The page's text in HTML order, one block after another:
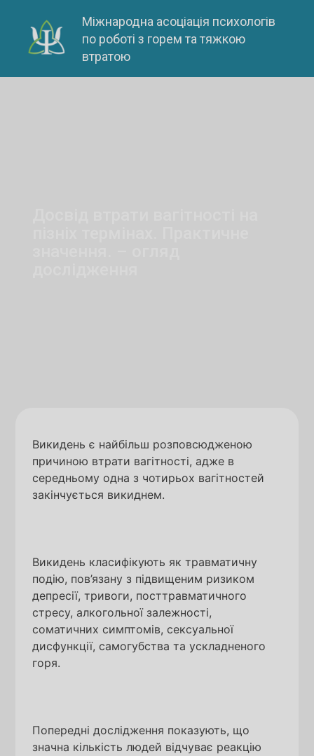
content
Міжнародна асоціація психологів
по роботі з горем та тяжкою
втратою
Викидень є найбільш розповсюдженою
причиною втрати вагітності, адже в
середньому одна з чотирьох вагітностей
закінчується викиднем.
Викидень класифікують як травматичну
подію, пов’язану з підвищеним ризиком
депресії, тривоги, посттравматичного
стресу, алкогольної залежності,
соматичних симптомів, сексуальної
дисфункції, самогубства та ускладненого
горя.
Попередні дослідження показують, що
значна кількість людей відчуває реакцію